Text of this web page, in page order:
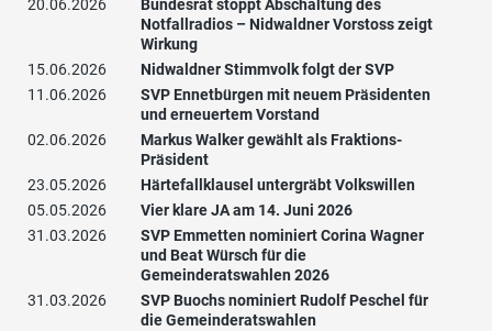
20.06.2026
Bundesrat stoppt Abschaltung des
Notfallradios – Nidwaldner Vorstoss zeigt
Wirkung
15.06.2026
Nidwaldner Stimmvolk folgt der SVP
11.06.2026
SVP Ennetbürgen mit neuem Präsidenten
und erneuertem Vorstand
02.06.2026
Markus Walker gewählt als Fraktions-
Präsident
23.05.2026
Härtefallklausel untergräbt Volkswillen
05.05.2026
Vier klare JA am 14. Juni 2026
31.03.2026
SVP Emmetten nominiert Corina Wagner
und Beat Würsch für die
Gemeinderatswahlen 2026
31.03.2026
SVP Buochs nominiert Rudolf Peschel für
die Gemeinderatswahlen